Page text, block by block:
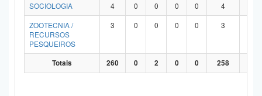
SOCIOLOGIA
4 0 0 0 0 4
ZOOTECNIA /
RECURSOS
PESQUEIROS
3 0 0 0 0 3
Totais 260 0 2 0 0 258